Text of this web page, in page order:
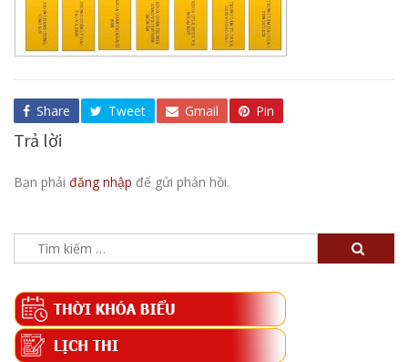
Share Tweet Gmail Pin
Trả lời
Bạn phải đăng nhập để gửi phản hồi.
kiếm